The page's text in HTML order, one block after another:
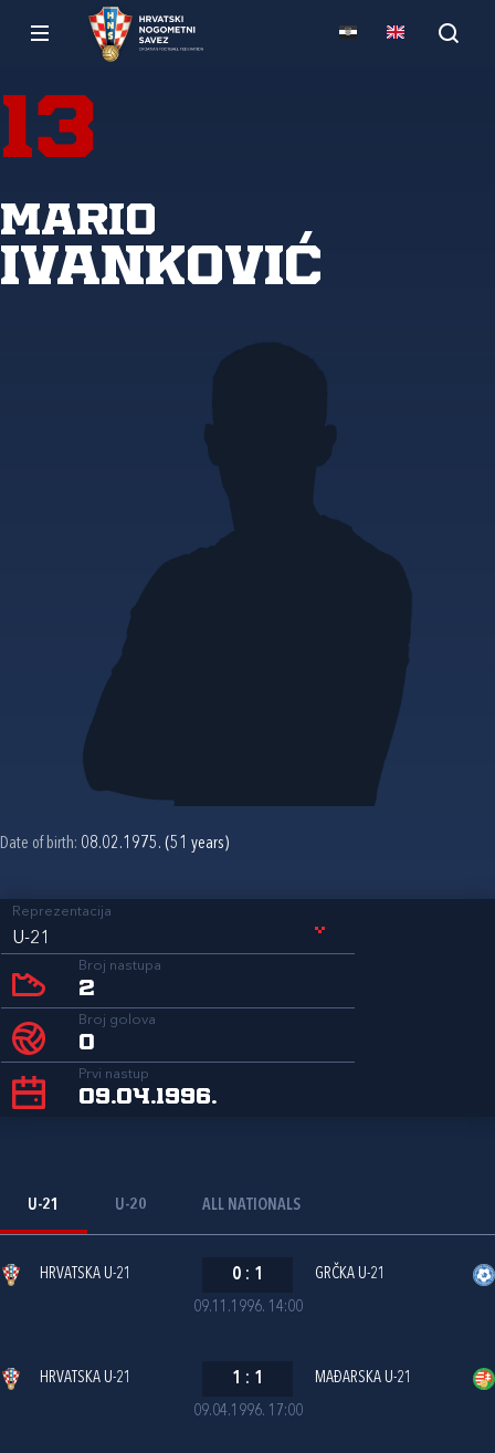
13
Mario
Ivanković
Date of birth: 08.02.1975. (51 years)
Reprezentacija
U-21
Broj nastupa
2
Broj golova
0
Prvi nastup
09.04.1996.
U-21 U-20 ALL NATIONALS
09.11.1996. 14:00
HRVATSKA U-21 0 : 1 GRČKA U-21
09.04.1996. 17:00
HRVATSKA U-21 1 : 1 MAĐARSKA U-21